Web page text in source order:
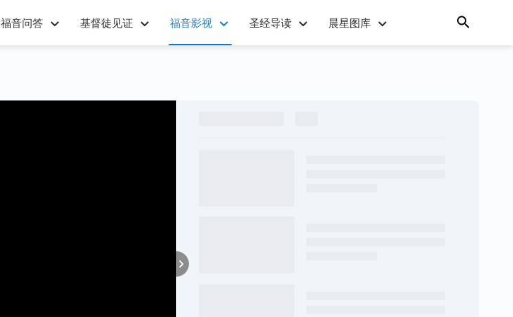
福音问答 基督徒见证 福音影视 圣经导读 晨星图库